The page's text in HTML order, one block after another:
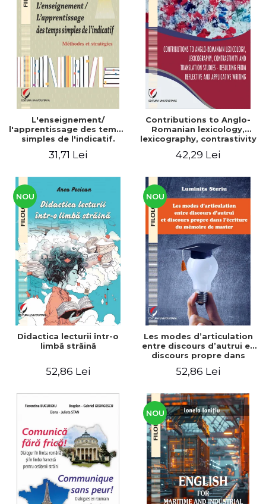
L'enseignement/
l'apprentissage des temps
simples de l'indicatif.
31,71 Lei
Contributions to Anglo-
Romanian lexicology,
lexicography, contrastivity
Resulting from reflective
42,29 Lei
NOU
Didactica lecturii într-o
limbă străină
52,86 Lei
NOU
Les modes d’articulation
entre discours d’autrui et
discours propre dans
master
52,86 Lei
NOU